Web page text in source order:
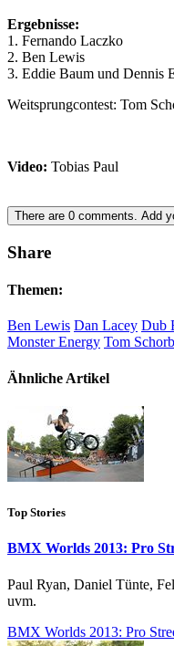
Ergebnisse:
1. Fernando Laczko
2. Ben Lewis
3. Eddie Baum und Dennis
Weitsprungcontest: Tom
Video: Tobias Paul
There are 0 comments. Add
Share
Themen:
Ben Lewis Dan Lacey Dub
Monster Energy Tom
Ähnliche Artikel
Top Stories
BMX Worlds 2013: Pro
Paul Ryan, Daniel Tünte,
uvm.
BMX Worlds 2013: Pro